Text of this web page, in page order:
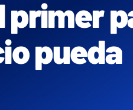
primer
pueda